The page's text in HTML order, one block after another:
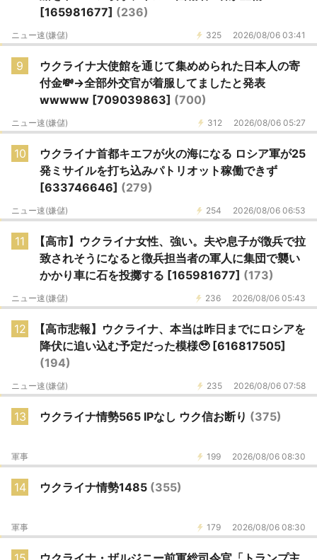
[165981677] (236)
325 2026/08/06 03:41
ニュー速(嫌儲)
9
ウクライナ大使館を通じて集めめられた日本人の寄
付金💸→全部外交官が着服してましたと発表
wwwww [709039863] (700)
312 2026/08/06 05:27
ニュー速(嫌儲)
10
ウクライナ首都キエフが火の海になる ロシア軍が25
発ミサイルを打ち込みパトリオット稼働できず
[633746646] (279)
254 2026/08/06 06:53
ニュー速(嫌儲)
11
【高市】ウクライナ女性、強い。夫や息子が徴兵で拉
致されそうになると徴兵担当者の軍人に集団で襲い
かかり車に石を投擲する [165981677] (173)
236 2026/08/06 05:43
ニュー速(嫌儲)
12
【高市悲報】ウクライナ、本当は昨日までにロシアを
降伏に追い込む予定だった模様🥹 [616817505]
(194)
235 2026/08/06 07:58
ニュー速(嫌儲)
13 ウクライナ情勢565 IPなし ウク信お断り (375)
199 2026/08/06 08:30
軍事
14 ウクライナ情勢1485 (355)
179 2026/08/06 08:30
軍事